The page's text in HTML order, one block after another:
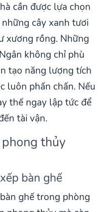
cần được lựa chọn
cây xanh tươi
xương rồng. Những
không chỉ phù
tạo năng lượng tích
luôn phấn chấn. Nếu
thế ngay lập tức để
tài vận.
thủy
bàn ghế
ghế trong phòng